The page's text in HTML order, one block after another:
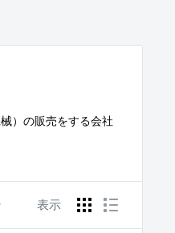
）の販売をする会社
表示